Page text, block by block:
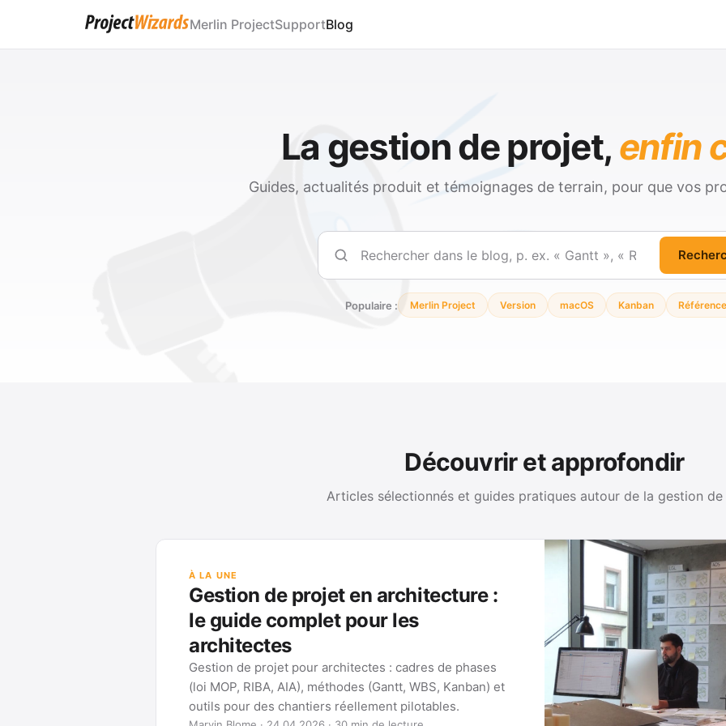
Merlin ProjectSupportBlog
La gestion de projet, enfin
Guides, actualités produit et témoignages de terrain, pour que vos
Rechercher
Populaire : Merlin Project Version macOS Kanban
Découvrir et approfondir
Articles sélectionnés et guides pratiques autour de la gestion
À LA UNE
Gestion de projet en architecture :
le guide complet pour les
architectes
Gestion de projet pour architectes : cadres de phases
(loi MOP, RIBA, AIA), méthodes (Gantt, WBS, Kanban) et
outils pour des chantiers réellement pilotables.